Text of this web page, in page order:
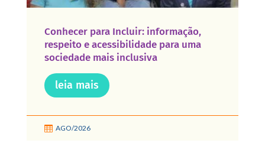
Conhecer para Incluir: informação,
respeito e acessibilidade para uma
sociedade mais inclusiva
leia mais
 AGO/2026